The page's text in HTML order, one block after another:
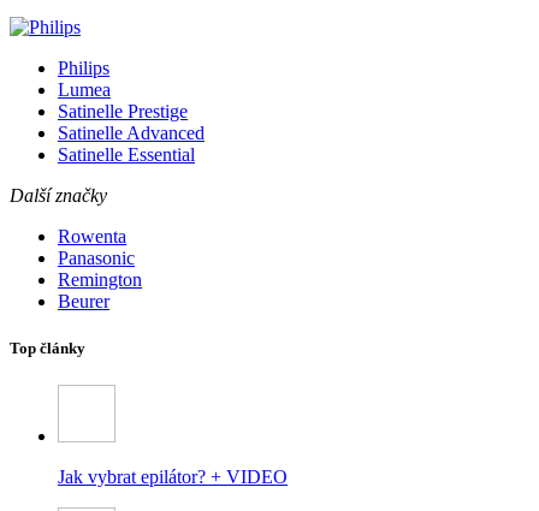
Philips
Lumea
Satinelle Prestige
Satinelle Advanced
Satinelle Essential
Další značky
Rowenta
Panasonic
Remington
Beurer
Top články
Jak vybrat epilátor? + VIDEO